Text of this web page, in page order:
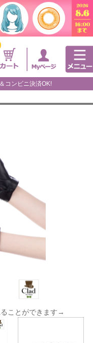
コンビニ決済OK!
ことができます→